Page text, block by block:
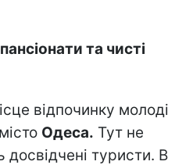
та чисті
відпочинку молоді
Одеса. Тут не
досвідчені туристи. В